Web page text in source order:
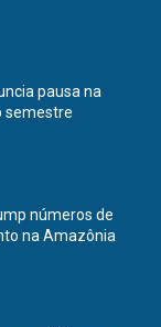
pausa na
semestre
números de
na Amazônia